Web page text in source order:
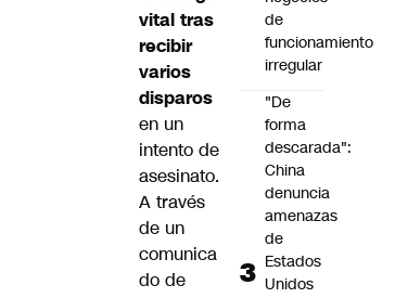
vital tras
recibir
varios
disparos
en un
intento de
asesinato.
A través
de un
comunica
do de
de
funcionamiento
irregular
"De
forma
descarada":
China
denuncia
amenazas
de
Estados
Unidos